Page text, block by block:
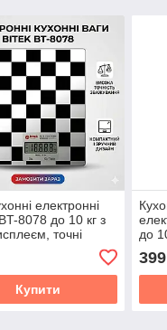
електронні
8078 до 10 кг з
точні
Купити
до
399